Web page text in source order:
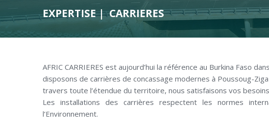
EXPERTISE CARRIERES
AFRIC CARRIERES est aujourd’hui la référence au Burkina Faso
disposons de carrières de concassage modernes à Poussoug-
travers toute l’étendue du territoire, nous satisfaisons vos
Les installations des carrières respectent les normes
l’Environnement.